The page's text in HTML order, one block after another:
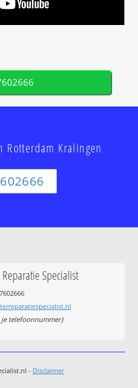
Kralingen
Specialist
telefoonnummer)
- Disclaimer